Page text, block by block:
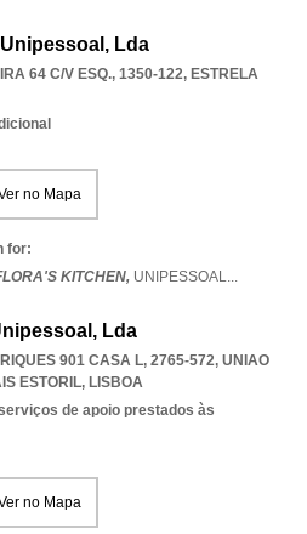
Lda
64 C/V ESQ., 1350-122, ESTRELA
no Mapa
for:
KITCHEN, UNIPESSOAL...
Lda
901 CASA L, 2765-572, UNIAO
ESTORIL, LISBOA
de apoio prestados às
no Mapa